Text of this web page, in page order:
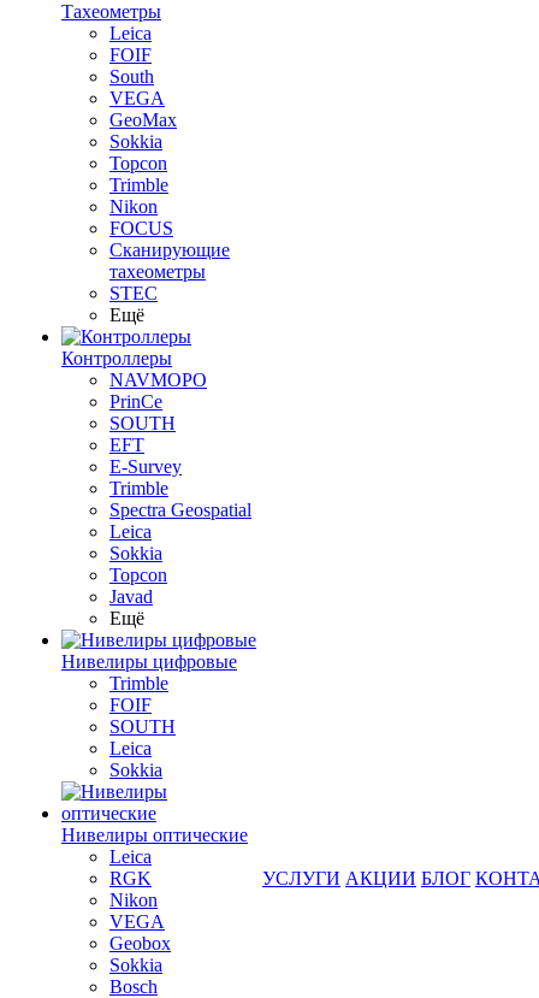
Тахеометры
Leica
FOIF
South
VEGA
GeoMax
Sokkia
Topcon
Trimble
Nikon
FOCUS
Сканирующие
тахеометры
STEC
Ещё
Контроллеры
NAVMOPO
PrinCe
SOUTH
EFT
E-Survey
Trimble
Spectra Geospatial
Leica
Sokkia
Topcon
Javad
Ещё
Нивелиры цифровые
Trimble
FOIF
SOUTH
Leica
Sokkia
Нивелиры оптические
Leica
RGK
Nikon
VEGA
Geobox
Sokkia
Bosch
УСЛУГИ АКЦИИ БЛОГ